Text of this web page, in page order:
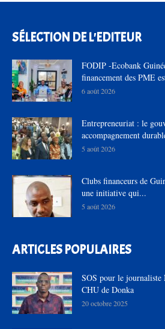
SÉLECTION DE L'EDITEUR
FODIP -Ecobank
financement des PME
6 août 2026
Entrepreneuriat : le
accompagnement
5 août 2026
Clubs financeurs de
une initiative qui...
5 août 2026
ARTICLES POPULAIRES
SOS pour le
CHU de Donka
20 octobre 2025